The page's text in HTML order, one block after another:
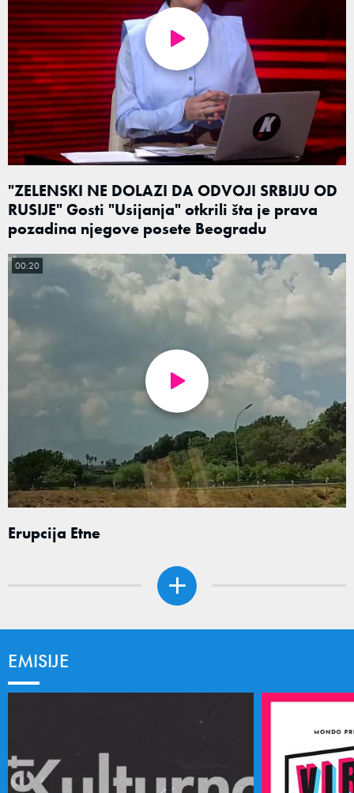
"ZELENSKI NE DOLAZI DA ODVOJI SRBIJU OD
RUSIJE" Gosti "Usijanja" otkrili šta je prava
pozadina njegove posete Beogradu
Erupcija Etne
00:20
EMISIJE